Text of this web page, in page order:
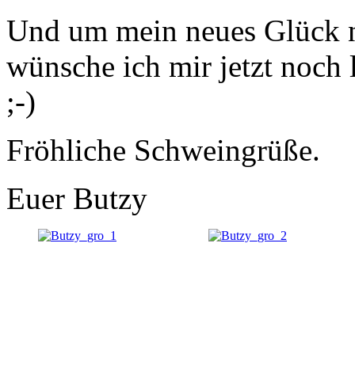
Und um mein neues Glück
wünsche ich mir jetzt noch
;-)
Fröhliche Schweingrüße.
Euer Butzy